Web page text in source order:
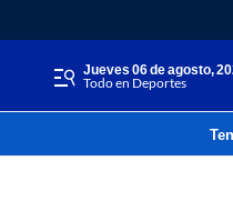
jueves 06 de agosto,
Todo en Deportes